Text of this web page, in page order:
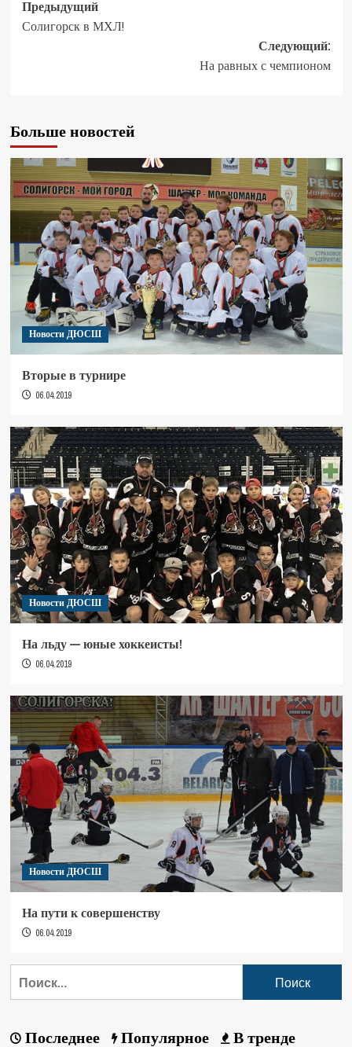
Предыдущий
Солигорск в МХЛ!
Следующий:
На равных с чемпионом
Больше новостей
Новости ДЮСШ
Вторые в турнире
06.04.2019
Новости ДЮСШ
На льду — юные хоккеисты!
06.04.2019
Новости ДЮСШ
На пути к совершенству
06.04.2019
Последнее Популярное В тренде